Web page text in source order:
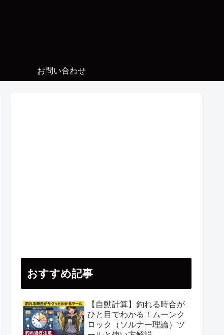
お問い合わせ
おすすめ記事
【自動計算】釣れる時合が
ひと目でわかる！ムーンク
ロック（ソルナー理論）ツ